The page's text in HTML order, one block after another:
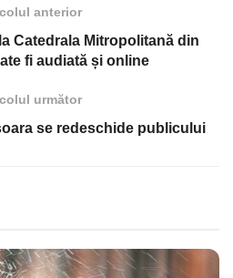
anterior
Catedrala Mitropolitană din
fi audiată și online
următor
se redeschide publicului